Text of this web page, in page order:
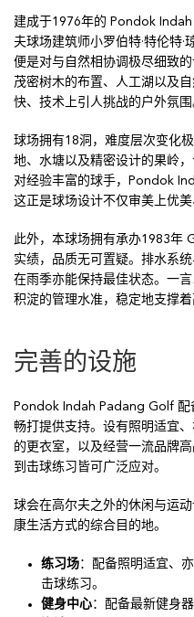
建成于1976年的 Pondok
夫球场建筑师小罗伯特·特伦特·
便是对与自然相协调极尽细致
茂密树木的布置、人工湖以及
快、技术上引人挑战的户外氛围
球场拥有18洞，难度层次变化
地、水塘以及精密设计的果岭
对经验丰富的球手，Pondok
这正是球场设计不仅审美上优
此外，本球场拥有承办1983年
实绩，品质无可置疑。排水系
在雨季亦能保持最佳状态。一
积淀的管理水准，稳定地支撑着
完善的设施
Pondok Indah Padang Golf 配
畅打提供支持。设有照明适宜
的更衣室，以及经营一流品牌
到击球练习皆可广泛应对。
球会在高尔夫之外的休闲与运
康生活方式的综合目的地。
练习场：配备照明适宜、
击球练习。
健身中心：配备最新健身